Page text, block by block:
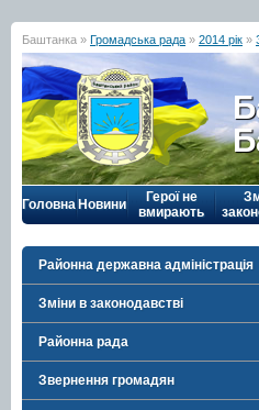
Баштанка » Громадська рада » 2014 рік »
Головна Новини
Герої не
вмирають
Районна державна адміністрація
Зміни в законодавстві
Районна рада
Звернення громадян